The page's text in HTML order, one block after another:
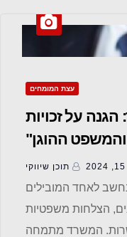
עצת המומחים
על זכויות
והמשפט ההוגן"
תוכן שיווקי
לאחד המובילים
הצלחות משפטיות
המשרד מתמחה